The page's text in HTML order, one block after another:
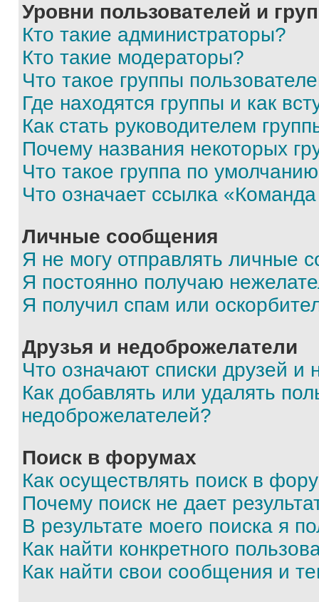
Уровни пользователей и
Кто такие администраторы?
Кто такие модераторы?
Что такое группы
Где находятся группы и как
Как стать руководителем
Почему названия некоторых
Что такое группа по
Что означает ссылка
Личные сообщения
Я не могу отправлять личные
Я постоянно получаю
Я получил спам или
Друзья и недоброжелатели
Что означают списки друзей и
Как добавлять или удалять
недоброжелателей?
Поиск в форумах
Как осуществлять поиск в
Почему поиск не дает
В результате моего поиска я
Как найти конкретного
Как найти свои сообщения и